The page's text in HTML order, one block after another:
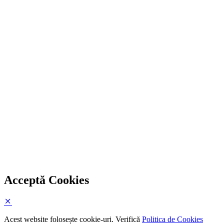
Acceptă Cookies
Acest website folosește cookie-uri. Verifică Politica de Cookies